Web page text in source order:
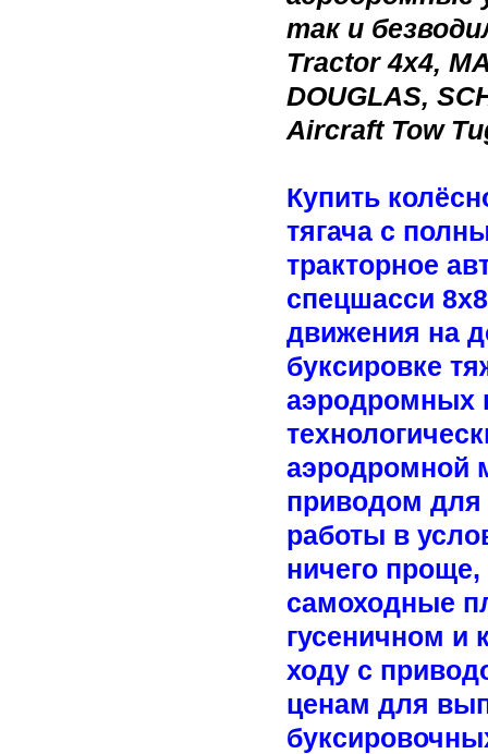
так и
Tractor 4x4,
DOUGLAS,
Aircraft Tow
Купить
тягача с
тракторное
спецшасси
движения на
буксировке
аэродромных
аэродромной
приводом для
работы в
ничего
самоходные
гусеничном и
ходу с
ценам для